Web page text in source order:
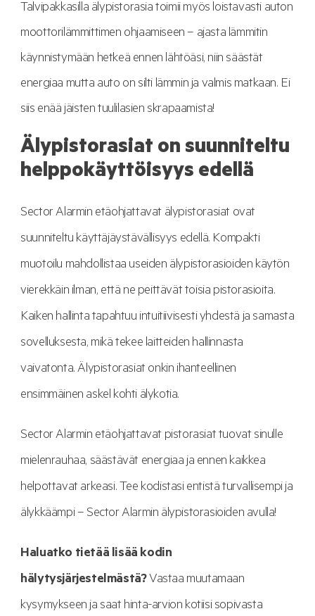
Talvipakkasilla älypistorasia toimii myös loistavasti auton
moottorilämmittimen ohjaamiseen – ajasta lämmitin
käynnistymään hetkeä ennen lähtöäsi, niin säästät
energiaa mutta auto on silti lämmin ja valmis matkaan. Ei
siis enää jäisten tuulilasien skrapaamista!
Älypistorasiat on suunniteltu
helppokäyttöisyys edellä
Sector Alarmin etäohjattavat älypistorasiat ovat
suunniteltu käyttäjäystävällisyys edellä. Kompakti
muotoilu mahdollistaa useiden älypistorasioiden käytön
vierekkäin ilman, että ne peittävät toisia pistorasioita.
Kaiken hallinta tapahtuu intuitiivisesti yhdestä ja samasta
sovelluksesta, mikä tekee laitteiden hallinnasta
vaivatonta. Älypistorasiat onkin ihanteellinen
ensimmäinen askel kohti älykotia.
Sector Alarmin etäohjattavat pistorasiat tuovat sinulle
mielenrauhaa, säästävät energiaa ja ennen kaikkea
helpottavat arkeasi. Tee kodistasi entistä turvallisempi ja
älykkäämpi – Sector Alarmin älypistorasioiden avulla!
Haluatko tietää lisää kodin
hälytysjärjestelmästä?Vastaa muutamaan
kysymykseen ja saat hinta-arvion kotiisi sopivasta